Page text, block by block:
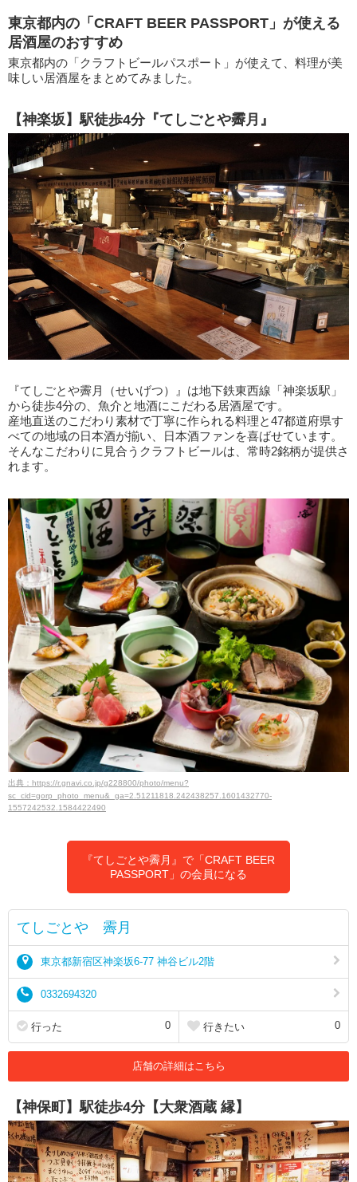
東京都内の「CRAFT BEER PASSPORT」が使える
居酒屋のおすすめ
東京都内の「クラフトビールパスポート」が使えて、料理が美
味しい居酒屋をまとめてみました。
【神楽坂】駅徒歩4分『てしごとや霽月』
『てしごとや霽月（せいげつ）』は地下鉄東西線「神楽坂駅」
から徒歩4分の、魚介と地酒にこだわる居酒屋です。
産地直送のこだわり素材で丁寧に作られる料理と47都道府県す
べての地域の日本酒が揃い、日本酒ファンを喜ばせています。
そんなこだわりに見合うクラフトビールは、常時2銘柄が提供さ
れます。
出典：https://r.gnavi.co.jp/g228800/photo/menu?
sc_cid=gorp_photo_menu&_ga=2.51211818.242438257.1601432770-
1557242532.1584422490
『てしごとや霽月』で「CRAFT BEER
PASSPORT」の会員になる
てしごとや 霽月
東京都新宿区神楽坂6-77 神谷ビル2階
0332694320
行った 0 行きたい 0
店舗の詳細はこちら
【神保町】駅徒歩4分【大衆酒蔵 縁】